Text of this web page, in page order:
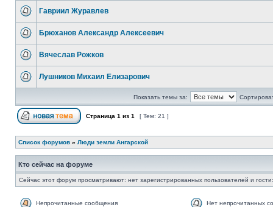
Гавриил Журавлев
Брюханов Александр Алексеевич
Вячеслав Рожков
Лушников Михаил Елизарович
Показать темы за:
Страница 1 из 1 [ Тем: 21 ]
Список форумов » Люди земли Ангарской
Кто сейчас на форуме
Сейчас этот форум просматривают: нет зарегистрированных пользователей и
Непрочитанные сообщения Нет непрочитанных